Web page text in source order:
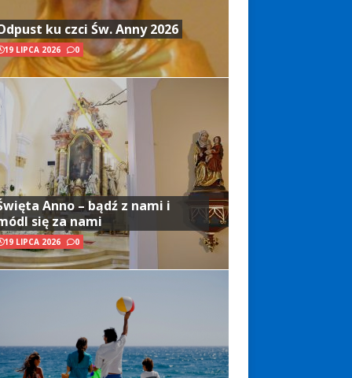
ku czci Św. Anny 2026
19 LIPCA 2026 0
Anno – bądź z nami i
się za nami
19 LIPCA 2026 0